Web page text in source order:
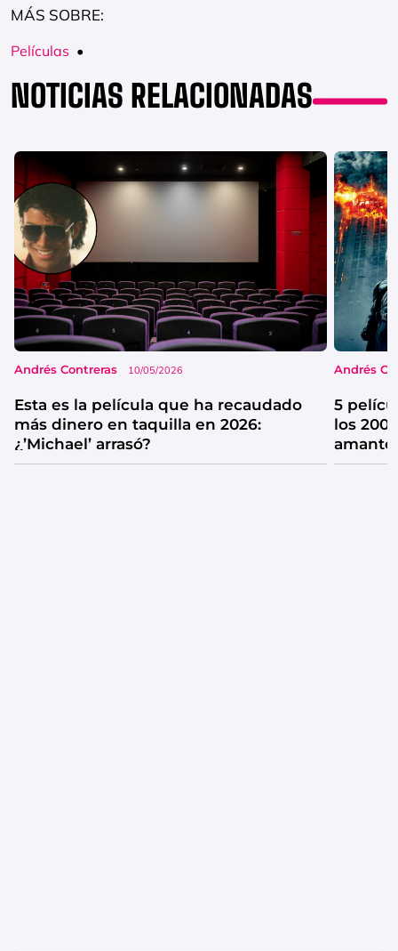
MÁS SOBRE:
Películas •
NOTICIAS RELACIONADAS
Andrés Contreras 10/05/2026
Esta es la película que ha recaudado
más dinero en taquilla en 2026:
¿’Michael’ arrasó?
Andrés
5
los